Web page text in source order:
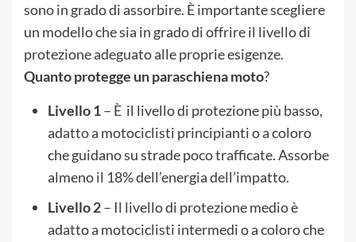
sono in grado di assorbire. È importante scegliere
un modello che sia in grado di offrire il livello di
protezione adeguato alle proprie esigenze.
Quanto protegge un paraschiena moto?
Livello 1– È il livello di protezione più basso,
adatto a motociclisti principianti o a coloro
che guidano su strade poco trafficate. Assorbe
almeno il 18% dell’energia dell’impatto.
Livello 2– Il livello di protezione medio è
adatto a motociclisti intermedi o a coloro che